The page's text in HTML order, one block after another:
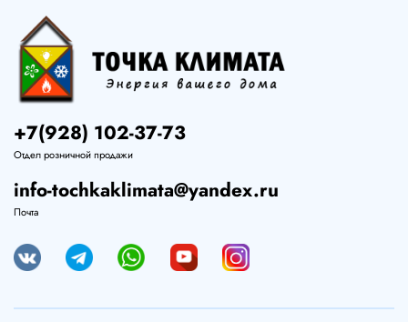
+7(928) 102-37-73
Отдел розничной продажи
info-tochkaklimata@yandex.ru
Почта